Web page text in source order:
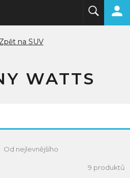
SUV
WATTS
Od nejlevnějšího
9 produktů